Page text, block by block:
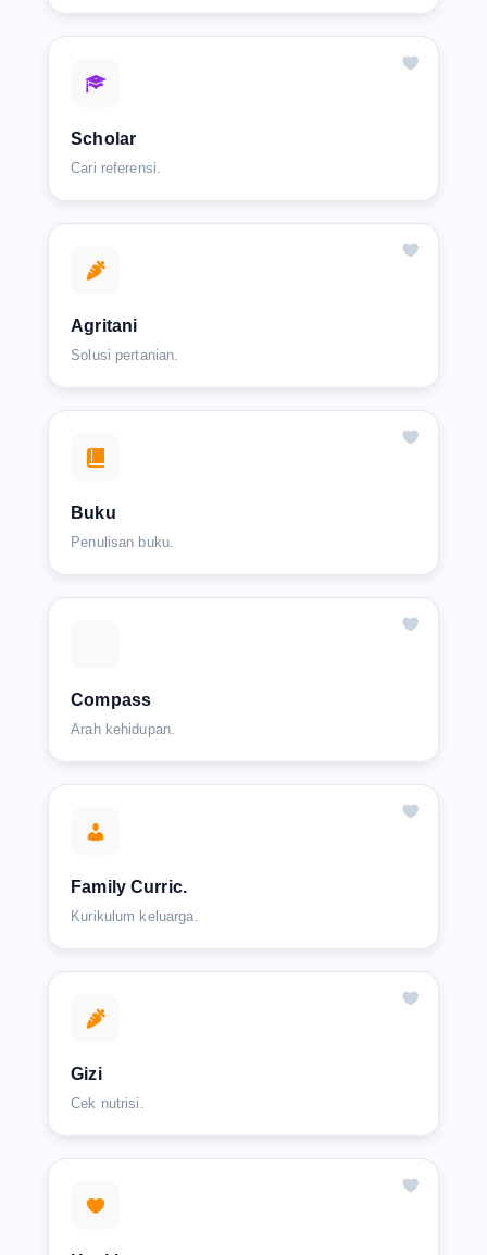
Scholar
Cari referensi.
Agritani
Solusi pertanian.
Buku
Penulisan buku.
Compass
Arah kehidupan.
Family Curric.
Kurikulum keluarga.
Gizi
Cek nutrisi.